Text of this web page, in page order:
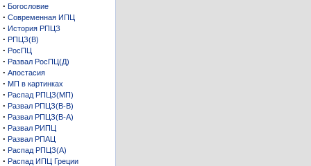
· Богословие
· Современная ИПЦ
· История РПЦЗ
· РПЦЗ(В)
· РосПЦ
· Развал РосПЦ(Д)
· Апостасия
· МП в картинках
· Распад РПЦЗ(МП)
· Развал РПЦЗ(В-В)
· Развал РПЦЗ(В-А)
· Развал РИПЦ
· Развал РПАЦ
· Распад РПЦЗ(А)
· Распад ИПЦ Греции